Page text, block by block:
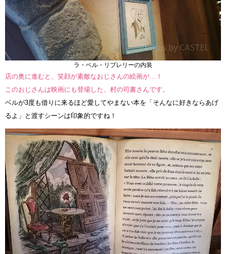
ラ・ベル・リブレリーの内装
店の奥に進むと、笑顔が素敵なおじさんの絵画が…！
このおじさんは映画にも登場した、村の司書さんです。
ベルが3度も借りに来るほど愛してやまない本を「そんなに好きならあげ
るよ」と渡すシーンは印象的ですね！